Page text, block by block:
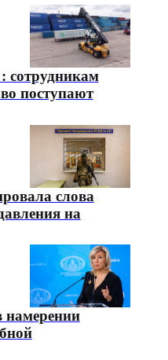
сотрудникам
поступают
слова
на
намерении